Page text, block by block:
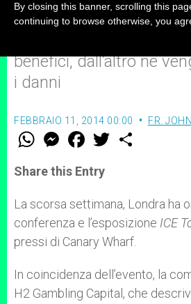
benefici, dall’altro ne
i danni
FEBBRAIO 11, 2014 00:00 FR.
W
t
s
p
p
M
e
s
e
g
e
r
F
a
e
b
o
k
w
r
Share this Entry
La scorsa settimana, Londra ha
conferenza e l’esposizione ICE
pressi di Canary Wharf.
In coincidenza dell’evento, la
H2 Gambling Capital, che
By closing this banner, scrolling this
continuing to browse otherwise, you